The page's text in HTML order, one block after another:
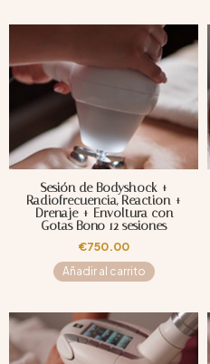
Sesión de Bodyshock +
Radiofrecuencia, Reaction +
Drenaje + Envoltura con
Gotas Bono 12 sesiones
€750.00
Añadir al carrito